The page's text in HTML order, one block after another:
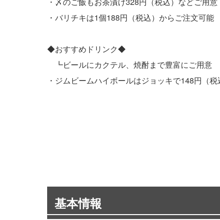
・バリチキは1個188円（税込）からご注文可能
◆おすすめドリンク◆
┗ビールにカクテル、焼酎まで豊富にご用意
・ジムビームハイボールはジョッキで148円（税
基本情報